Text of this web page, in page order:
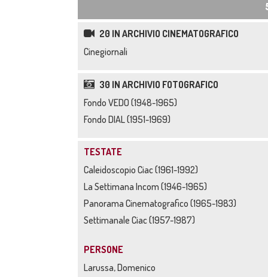
20 IN ARCHIVIO CINEMATOGRAFICO
Cinegiornali
30 IN ARCHIVIO FOTOGRAFICO
Fondo VEDO (1948-1965)
Fondo DIAL (1951-1969)
TESTATE
Caleidoscopio Ciac (1961-1992)
La Settimana Incom (1946-1965)
Panorama Cinematografico (1965-1983)
Settimanale Ciac (1957-1987)
PERSONE
Larussa, Domenico